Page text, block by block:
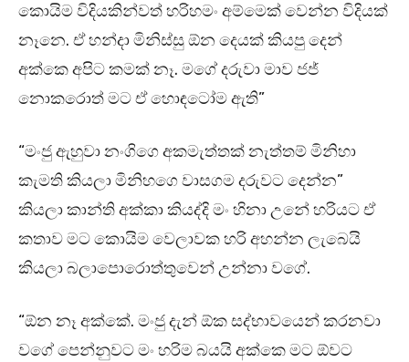
කොයිම විදියකින්වත් හරිහමං අම්මෙක් වෙන්න විදියක්
නෑනෙ. ඒ හන්දා මිනිස්සු ඕන දෙයක් කියපු දෙන්
අක්කෙ අපිට කමක් නෑ. මගේ දරුවා මාව ජජ්
නොකරොත් මට ඒ හොඳටෝම ඇති”
“මංජු ඇහුවා නංගිගෙ අකමැත්තක් නැත්තම් මිනිහා
කැමති කියලා මිනිහගෙ වාසගම දරුවට දෙන්න”
කියලා කාන්ති අක්කා කියද්දි මං හිනා උනේ හරියට ඒ
කතාව මට කොයිම වෙලාවක හරි අහන්න ලැබෙයි
කියලා බලාපොරොත්තුවෙන් උන්නා වගේ.
“ඕන නෑ අක්කේ. මංජු දැන් ඕක සද්භාවයෙන් කරනවා
වගේ පෙන්නුවට මං හරිම බයයි අක්කෙ මට ඕවට